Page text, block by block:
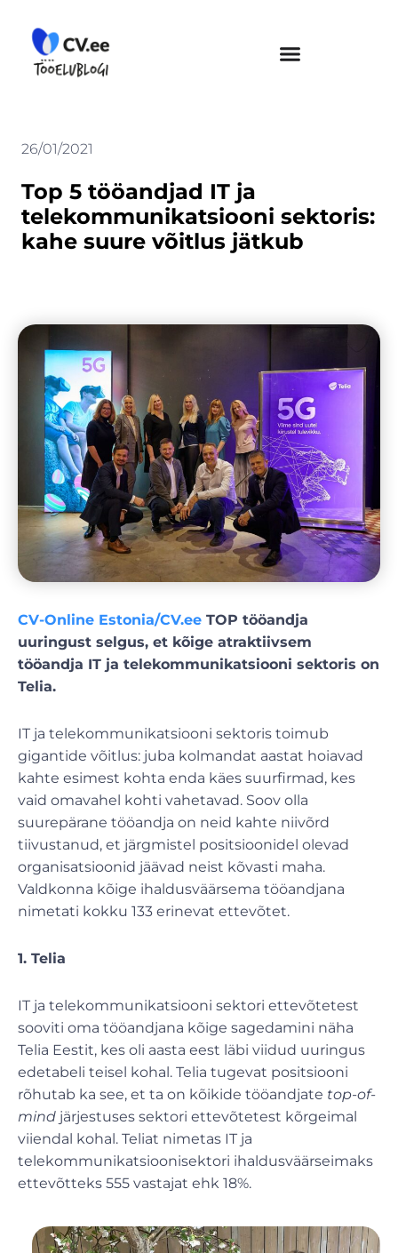
content
26/01/2021
Top 5 tööandjad IT ja
telekommunikatsiooni sektoris:
kahe suure võitlus jätkub
CV-Online Estonia/CV.ee TOP tööandja
uuringust selgus, et kõige atraktiivsem
tööandja IT ja telekommunikatsiooni sektoris on
Telia.
IT ja telekommunikatsiooni sektoris toimub
gigantide võitlus: juba kolmandat aastat hoiavad
kahte esimest kohta enda käes suurfirmad, kes
vaid omavahel kohti vahetavad. Soov olla
suurepärane tööandja on neid kahte niivõrd
tiivustanud, et järgmistel positsioonidel olevad
organisatsioonid jäävad neist kõvasti maha.
Valdkonna kõige ihaldusväärsema tööandjana
nimetati kokku 133 erinevat ettevõtet.
1. Telia
IT ja telekommunikatsiooni sektori ettevõtetest
sooviti oma tööandjana kõige sagedamini näha
Telia Eestit, kes oli aasta eest läbi viidud uuringus
edetabeli teisel kohal. Telia tugevat positsiooni
rõhutab ka see, et ta on kõikide tööandjate top-of-
mind järjestuses sektori ettevõtetest kõrgeimal
viiendal kohal. Teliat nimetas IT ja
telekommunikatsioonisektori ihaldusväärseimaks
ettevõtteks 555 vastajat ehk 18%.